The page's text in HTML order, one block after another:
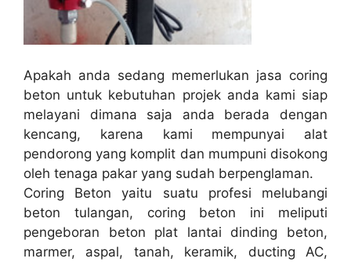
Apakah anda sedang memerlukan jasa coring
beton untuk kebutuhan projek anda kami siap
melayani dimana saja anda berada dengan
kencang, karena kami mempunyai alat
pendorong yang komplit dan mumpuni disokong
oleh tenaga pakar yang sudah berpenglaman.
Coring Beton yaitu suatu profesi melubangi
beton tulangan, coring beton ini meliputi
pengeboran beton plat lantai dinding beton,
marmer, aspal, tanah, keramik, ducting AC,